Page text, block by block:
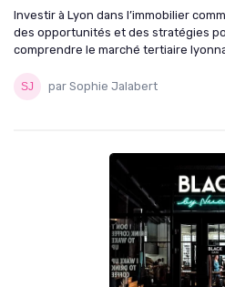
Investir à Lyon dans l’immobilier
des opportunités et des stratégies
comprendre le marché tertiaire
par Sophie Jalabert